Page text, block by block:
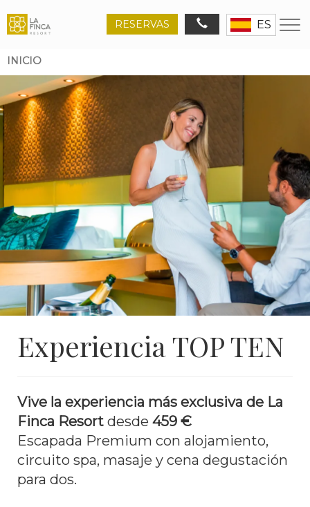
RESERVAS ES
Ruta
de
navegación
INICIO
Experiencia TOP TEN
Vive la experiencia más exclusiva de La
Finca Resort desde 459 €
Escapada Premium con alojamiento,
circuito spa, masaje y cena degustación
para dos.